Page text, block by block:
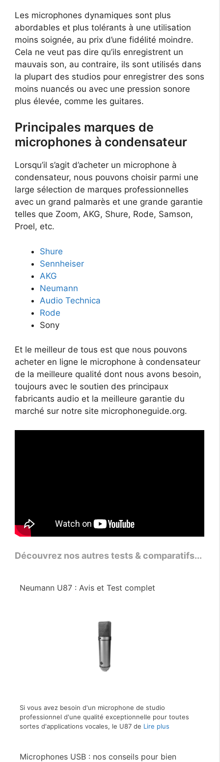
Les microphones dynamiques sont plus
abordables et plus tolérants à une utilisation
moins soignée, au prix d’une fidélité moindre.
Cela ne veut pas dire qu’ils enregistrent un
mauvais son, au contraire, ils sont utilisés dans
la plupart des studios pour enregistrer des sons
moins nuancés ou avec une pression sonore
plus élevée, comme les guitares.
Principales marques de
microphones à condensateur
Lorsqu’il s’agit d’acheter un microphone à
condensateur, nous pouvons choisir parmi une
large sélection de marques professionnelles
avec un grand palmarès et une grande garantie
telles que Zoom, AKG, Shure, Rode, Samson,
Proel, etc.
Shure
Sennheiser
AKG
Neumann
Audio Technica
Rode
Sony
Et le meilleur de tous est que nous pouvons
acheter en ligne le microphone à condensateur
de la meilleure qualité dont nous avons besoin,
toujours avec le soutien des principaux
fabricants audio et la meilleure garantie du
marché sur notre site microphoneguide.org.
Découvrez nos autres tests & comparatifs...
Neumann U87 : Avis et Test complet
Si vous avez besoin d'un microphone de studio
professionnel d'une qualité exceptionnelle pour toutes
sortes d'applications vocales, le U87 de Lire plus
Microphones USB : nos conseils pour bien